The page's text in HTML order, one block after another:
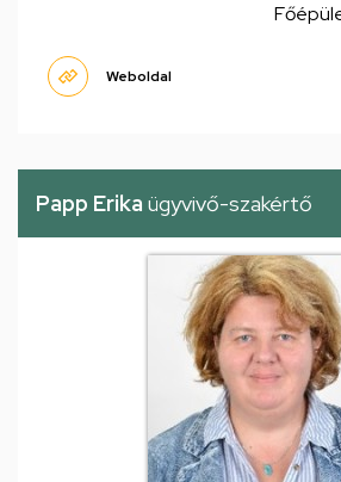
Weboldal
Papp Erika ügyvivő-szakértő